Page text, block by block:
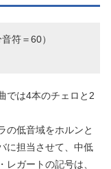
符＝60）
では4本のチェロと2
の低音域をホルンと
に担当させて、中低
ガートの記号は、